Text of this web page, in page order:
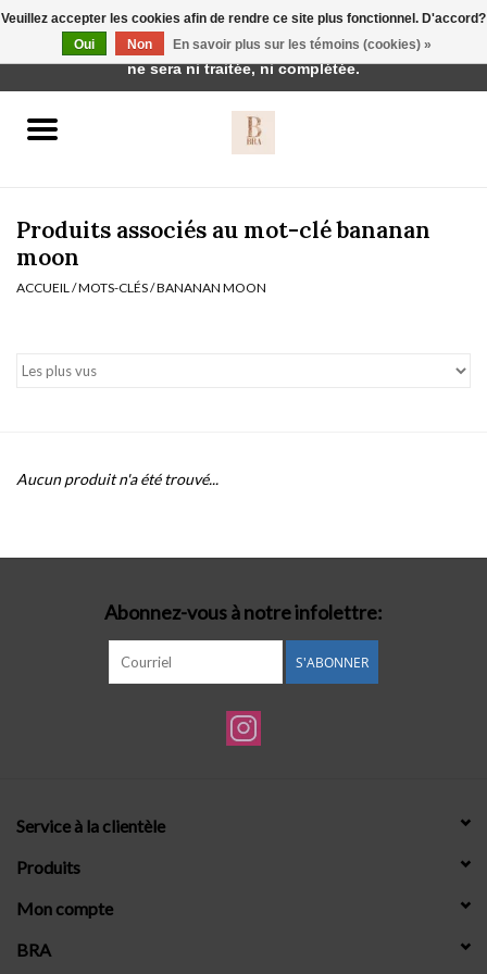
vêtements de nuit
Badmode
Produits associés au mot-clé bananan
moon
ACCUEIL /MOTS-CLÉS/BANANAN MOON
Aucun produit n'a été trouvé...
Abonnez-vous à notre infolettre:
S'ABONNER
Service à la clientèle
Produits
Mon compte
BRA
Veuillez accepter les cookies afin de rendre ce site plus fonctionnel. D'accord?
Oui
Non En savoir plus sur les témoins (cookies) »
Cette boutique est en construction. Toute commande passée
ne sera ni traitée, ni complétée.